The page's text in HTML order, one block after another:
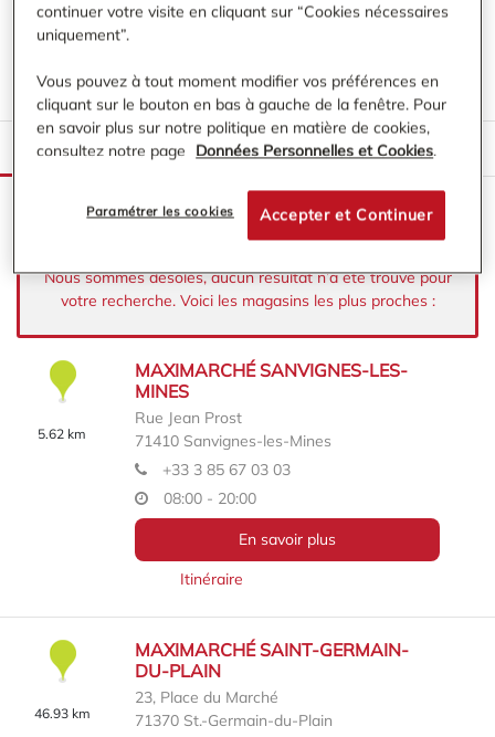
VOTRE MAGASIN MAXIMARCHÉ À
PROXIMITÉ DE :
LISTE CARTE
Nous sommes désolés, aucun résultat n’a été trouvé pour
votre recherche. Voici les magasins les plus proches :
5.62 km
MAXIMARCHÉ SANVIGNES-LES-
MINES
Rue Jean Prost
71410 Sanvignes-les-Mines
+33 3 85 67 03 03
08:00 - 20:00
En savoir plus
Itinéraire
46.93 km
MAXIMARCHÉ SAINT-GERMAIN-
DU-PLAIN
23, Place du Marché
71370 St.-Germain-du-Plain
continuer votre visite en cliquant sur “Cookies nécessaires
uniquement”.
Vous pouvez à tout moment modifier vos préférences en
cliquant sur le bouton en bas à gauche de la fenêtre. Pour
en savoir plus sur notre politique en matière de cookies,
consultez notre page
Données Personnelles et Cookies.
Accepter et Continuer
Paramétrer les cookies